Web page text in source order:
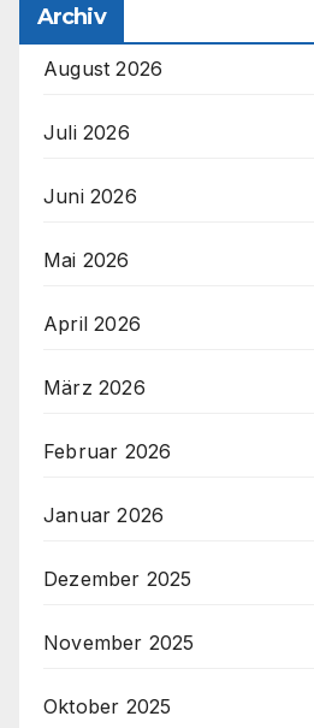
Archiv
August 2026
Juli 2026
Juni 2026
Mai 2026
April 2026
März 2026
Februar 2026
Januar 2026
Dezember 2025
November 2025
Oktober 2025